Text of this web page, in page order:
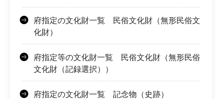
府指定の文化財一覧 民俗文化財（無形民俗文
化財）
府指定等の文化財一覧 民俗文化財（無形民俗
文化財（記録選択））
府指定の文化財一覧 記念物（史跡）